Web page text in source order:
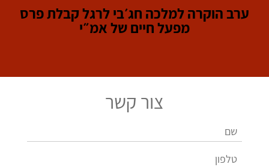
ערב הוקרה למלכה חג׳בי לרגל קבלת פרס
מפעל חיים של אמ״י
צור קשר